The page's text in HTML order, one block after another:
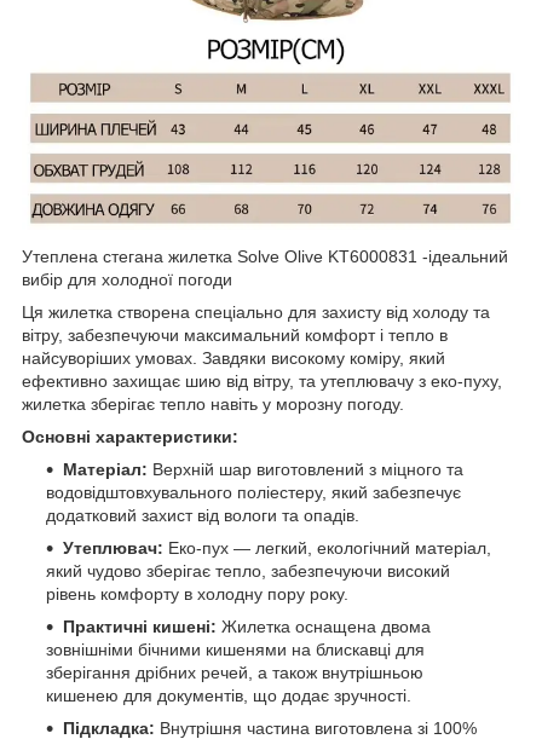
Утеплена стегана жилетка Solve Olive KT6000831 -ідеальний
вибір для холодної погоди
Ця жилетка створена спеціально для захисту від холоду та
вітру, забезпечуючи максимальний комфорт і тепло в
найсуворіших умовах. Завдяки високому коміру, який
ефективно захищає шию від вітру, та утеплювачу з еко-пуху,
жилетка зберігає тепло навіть у морозну погоду.
Основні характеристики:
Матеріал: Верхній шар виготовлений з міцного та
водовідштовхувального поліестеру, який забезпечує
додатковий захист від вологи та опадів.
Утеплювач: Еко-пух — легкий, екологічний матеріал,
який чудово зберігає тепло, забезпечуючи високий
рівень комфорту в холодну пору року.
Практичні кишені: Жилетка оснащена двома
зовнішніми бічними кишенями на блискавці для
зберігання дрібних речей, а також внутрішньою
кишенею для документів, що додає зручності.
Підкладка: Внутрішня частина виготовлена зі 100%